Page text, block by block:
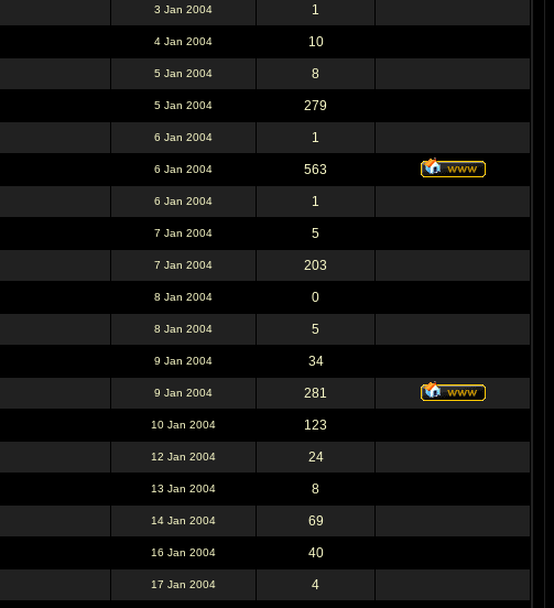
3 Jan 2004 1
4 Jan 2004 10
5 Jan 2004 8
5 Jan 2004 279
6 Jan 2004 1
6 Jan 2004 563
6 Jan 2004 1
7 Jan 2004 5
7 Jan 2004 203
8 Jan 2004 0
8 Jan 2004 5
9 Jan 2004 34
9 Jan 2004 281
10 Jan 2004 123
12 Jan 2004 24
13 Jan 2004 8
14 Jan 2004 69
16 Jan 2004 40
17 Jan 2004 4